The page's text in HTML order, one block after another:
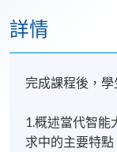
詳情
完成課程後，學
1.概述當代智能
求中的主要特點